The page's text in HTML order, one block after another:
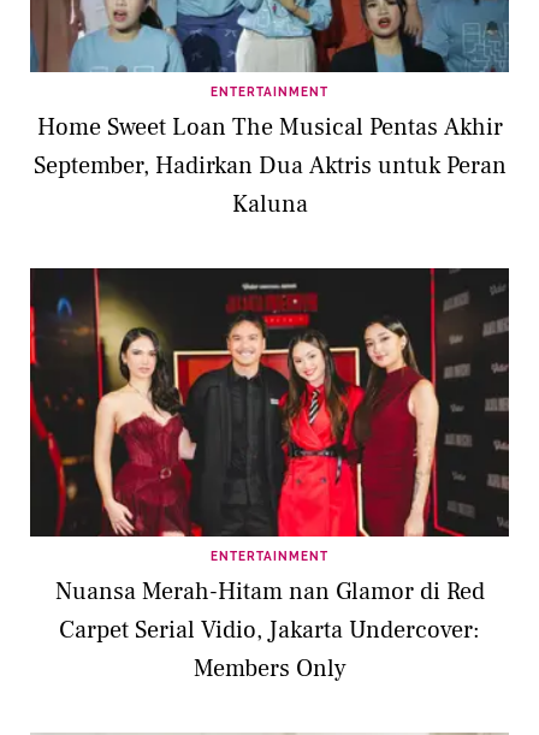
ENTERTAINMENT
Home Sweet Loan The Musical Pentas Akhir
September, Hadirkan Dua Aktris untuk Peran
Kaluna
ENTERTAINMENT
Nuansa Merah-Hitam nan Glamor di Red
Carpet Serial Vidio, Jakarta Undercover:
Members Only